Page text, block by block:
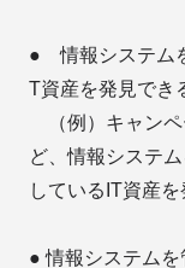
● 情報システム
T資産を発見でき
（例）キャンペ
ど、情報システ
しているIT資産を
● 情報システム